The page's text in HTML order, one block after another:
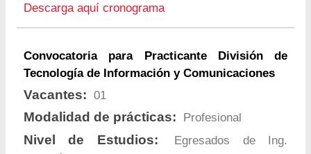
Descarga aquí cronograma
Convocatoria para Practicante División de
Tecnología de Información y Comunicaciones
Vacantes: 01
Modalidad de prácticas: Profesional
Nivel de Estudios:
Egresados de Ing.